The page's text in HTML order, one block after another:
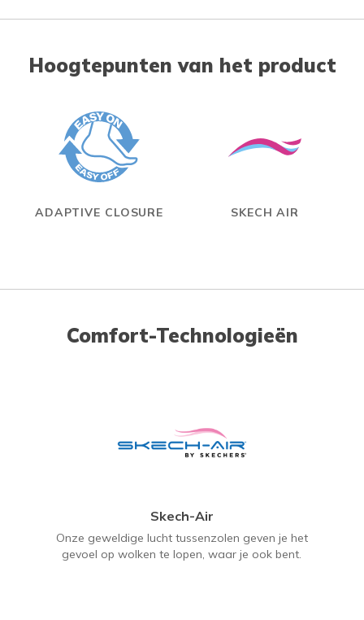
Hoogtepunten van het product
ADAPTIVE CLOSURE SKECH AIR
Comfort-Technologieën
Skech-Air
Onze geweldige lucht tussenzolen geven je het
gevoel op wolken te lopen, waar je ook bent.